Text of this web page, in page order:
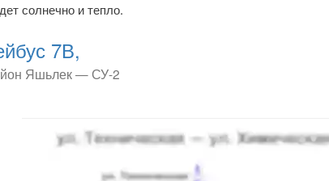
солнечно и тепло.
7В,
Яшьлек — СУ-2